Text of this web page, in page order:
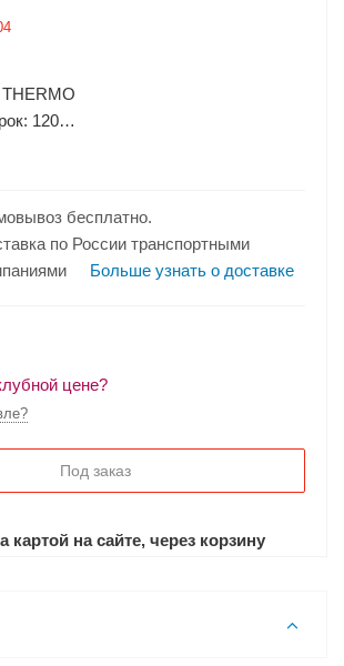
120
РОССИЯ
бесплатно.
по России транспортными
Больше узнать о доставке
цене?
Под заказ
картой на сайте, через корзину